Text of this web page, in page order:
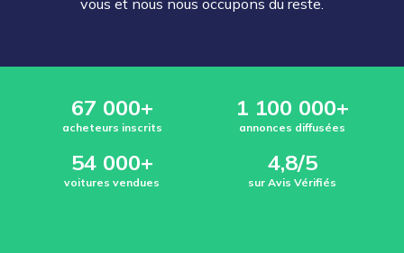
vous et nous nous occupons du reste.
67 000+
acheteurs inscrits
1 100 000+
annonces diffusées
54 000+
voitures vendues
4,8/5
sur Avis Vérifiés